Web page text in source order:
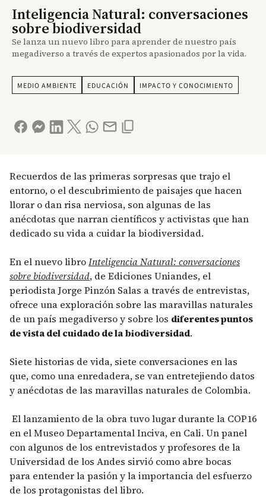
Inteligencia Natural: conversaciones
sobre biodiversidad
Se lanza un nuevo libro para aprender de nuestro país
megadiverso a través de expertos apasionados por la vida.
MEDIO AMBIENTE EDUCACIÓN IMPACTO Y CONOCIMIENTO
Recuerdos de las primeras sorpresas que trajo el
entorno, o el descubrimiento de paisajes que hacen
llorar o dan risa nerviosa, son algunas de las
anécdotas que narran científicos y activistas que han
dedicado su vida a cuidar la biodiversidad.
En el nuevo libroInteligencia Natural: conversaciones
sobre biodiversidad, de Ediciones Uniandes, el
periodista Jorge Pinzón Salas a través de entrevistas,
ofrece una exploración sobre las maravillas naturales
de un país megadiverso y sobre los diferentes puntos
de vista del cuidado de la biodiversidad.
Siete historias de vida, siete conversaciones en las
que, como una enredadera, se van entretejiendo datos
y anécdotas de las maravillas naturales de Colombia.
El lanzamiento de la obra tuvo lugar durante la COP16
en el Museo Departamental Inciva, en Cali. Un panel
con algunos de los entrevistados y profesores de la
Universidad de los Andes sirvió como abre bocas
para entender la pasión y la importancia del esfuerzo
de los protagonistas del libro.